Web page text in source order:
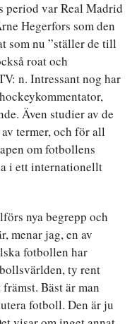
period var Real Madrid
Hegerfors som den
som nu ”ställer de till
roat och
n. Intressant nog har
Även studier av de
termer, och för all
om fotbollens
i ett internationellt
nya begrepp och
menar jag, en av
fotbollen har
ty rent
Bäst är man
fotboll. Den är ju